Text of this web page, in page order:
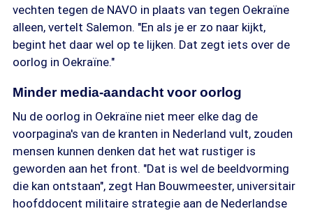
vechten tegen de NAVO in plaats van tegen Oekraïne
alleen, vertelt Salemon. "En als je er zo naar kijkt,
begint het daar wel op te lijken. Dat zegt iets over de
oorlog in Oekraïne."
Minder media-aandacht voor oorlog
Nu de oorlog in Oekraïne niet meer elke dag de
voorpagina's van de kranten in Nederland vult, zouden
mensen kunnen denken dat het wat rustiger is
geworden aan het front. "Dat is wel de beeldvorming
die kan ontstaan", zegt Han Bouwmeester, universitair
hoofddocent militaire strategie aan de Nederlandse